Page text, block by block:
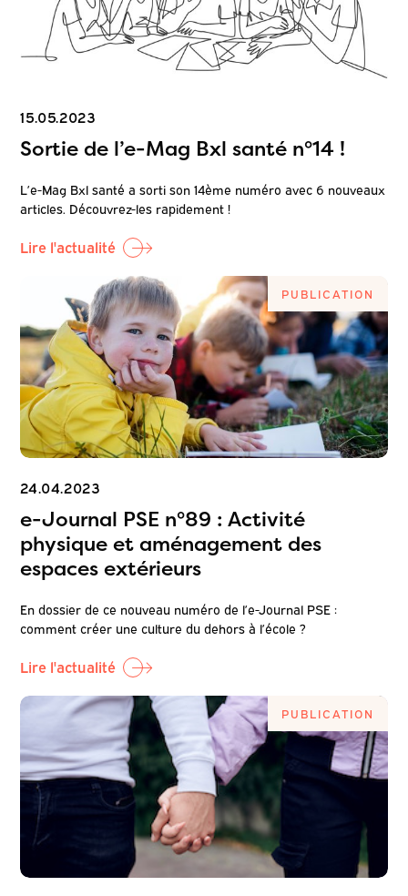
15.05.2023
Sortie de l’e-Mag Bxl santé n°14 !
L’e-Mag Bxl santé a sorti son 14ème numéro avec 6 nouveaux
articles. Découvrez-les rapidement !
Lire l'actualité
PUBLICATION
24.04.2023
e-Journal PSE n°89 : Activité
physique et aménagement des
espaces extérieurs
En dossier de ce nouveau numéro de l’e-Journal PSE :
comment créer une culture du dehors à l’école ?
Lire l'actualité
PUBLICATION